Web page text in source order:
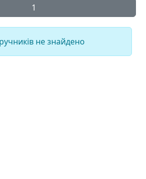
1
не знайдено